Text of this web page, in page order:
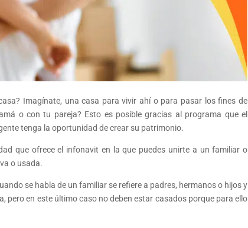
Imagínate, una casa para vivir ahí o para pasar los fines de
o con tu pareja? Esto es posible gracias al programa que el
tenga la oportunidad de crear su patrimonio.
que ofrece el infonavit en la que puedes unirte a un familiar o
o usada.
se habla de un familiar se refiere a padres, hermanos o hijos y
pero en este último caso no deben estar casados porque para ello